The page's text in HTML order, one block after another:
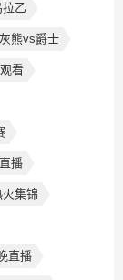
拉乙
灰熊vs爵士
看
播
集锦
直播